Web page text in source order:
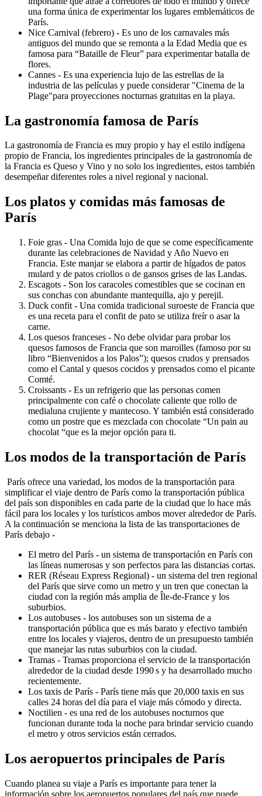
una forma única de experimentar los lugares emblemáticos de
París.
Nice Carnival (febrero) - Es uno de los carnavales más
antiguos del mundo que se remonta a la Edad Media que es
famosa para “Bataille de Fleur” para experimentar batalla de
flores.
Cannes - Es una experiencia lujo de las estrellas de la
industria de las películas y puede considerar "Cinema de la
Plage"para proyecciones nocturnas gratuitas en la playa.
La gastronomía famosa de París
La gastronomía de Francia es muy propio y hay el estilo indígena
propio de Francia, los ingredientes principales de la gastronomía de
la Francia es Queso y Vino y no solo los ingredientes, estos también
desempeñar diferentes roles a nivel regional y nacional.
Los platos y comidas más famosas de
París
Foie gras - Una Comida lujo de que se come específicamente
durante las celebraciones de Navidad y Año Nuevo en
Francia. Este manjar se elabora a partir de hígados de patos
mulard y de patos criollos o de gansos grises de las Landas.
Escagots - Son los caracoles comestibles que se cocinan en
sus conchas con abundante mantequilla, ajo y perejil.
Duck confit - Una comida tradicional suroeste de Francia que
es una receta para el confit de pato se utiliza freír o asar la
carne.
Los quesos franceses - No debe olvidar para probar los
quesos famosos de Francia que son maroilles (famoso por su
libro “Bienvenidos a los Palos”); quesos crudos y prensados
como el Cantal y quesos cocidos y prensados como el picante
Comté.
Croissants - Es un refrigerio que las personas comen
principalmente con café o chocolate caliente que rollo de
medialuna crujiente y mantecoso. Y también está considerado
como un postre que es mezclada con chocolate “Un pain au
chocolat “que es la mejor opción para ti.
Los modos de la transportación de París
París ofrece una variedad, los modos de la transportación para
simplificar el viaje dentro de París como la transportación pública
del país son disponibles en cada parte de la ciudad que lo hace más
fácil para los locales y los turísticos ambos mover alrededor de París.
A la continuación se menciona la lista de las transportaciones de
París debajo -
El metro del París - un sistema de transportación en París con
las líneas numerosas y son perfectos para las distancias cortas.
RER (Réseau Express Regional) - un sistema del tren regional
del París que sirve como un metro y un tren que conectan la
ciudad con la región más amplia de Île-de-France y los
suburbios.
Los autobuses - los autobuses son un sistema de a
transportación pública que es más barato y efectivo también
entre los locales y viajeros, dentro de un presupuesto también
que manejar las rutas suburbios con la ciudad.
Tramas - Tramas proporciona el servicio de la transportación
alrededor de la ciudad desde 1990 s y ha desarrollado mucho
recientemente.
Los taxis de París - París tiene más que 20,000 taxis en sus
calles 24 horas del día para el viaje más cómodo y directa.
Noctilien - es una red de los autobuses nocturnos que
funcionan durante toda la noche para brindar servicio cuando
el metro y otros servicios están cerrados.
Los aeropuertos principales de París
Cuando planea su viaje a París es importante para tener la
información sobre los aeropuertos populares del país que puede